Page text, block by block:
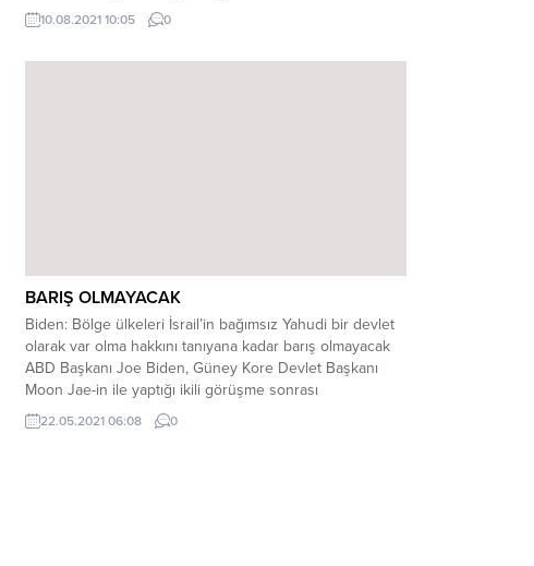
aileleriyle paylaşılacağını bildirdi. ABD Adalet Bakanlığı, 11
Eylül kurbanlarının ailelerine saldırılara ilişkin daha fazla
10.08.2021 10:05 0
BARIŞ OLMAYACAK
Biden: Bölge ülkeleri İsrail’in bağımsız Yahudi bir devlet
olarak var olma hakkını tanıyana kadar barış olmayacak
ABD Başkanı Joe Biden, Güney Kore Devlet Başkanı
Moon Jae-in ile yaptığı ikili görüşme sonrası
düzenledikleri basın toplantısında gazetecilerin sorularını
yanıtladı. Son olaylarda ABD‘nin İsrail’e verdiği destek ve
22.05.2021 06:08 0